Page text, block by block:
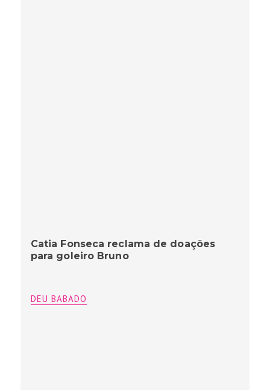
Catia Fonseca reclama de doações
para goleiro Bruno
DEU BABADO